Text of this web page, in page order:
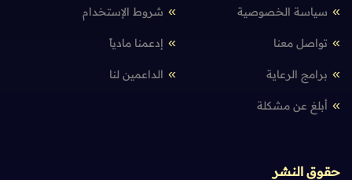
سياسة الخصوصية شروط الإستخدام
تواصل معنا إدعمنا مادياً
برامج الرعاية الداعمين لنا
أبلغ عن مشكلة
حقوق النشر